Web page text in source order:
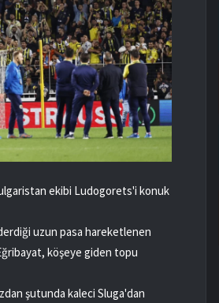
ekibi Ludogorets'i konuk
uzun pasa hareketlenen
köşeye giden topu
şutunda kaleci Sluga'dan